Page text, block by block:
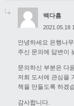
백다흠
2021.05.18
안녕하세요 은행나
주신 문의에 답변이
문의하신 부분은 다
저희 도서에 관심을
책을 만들도록 하겠
감사합니다.